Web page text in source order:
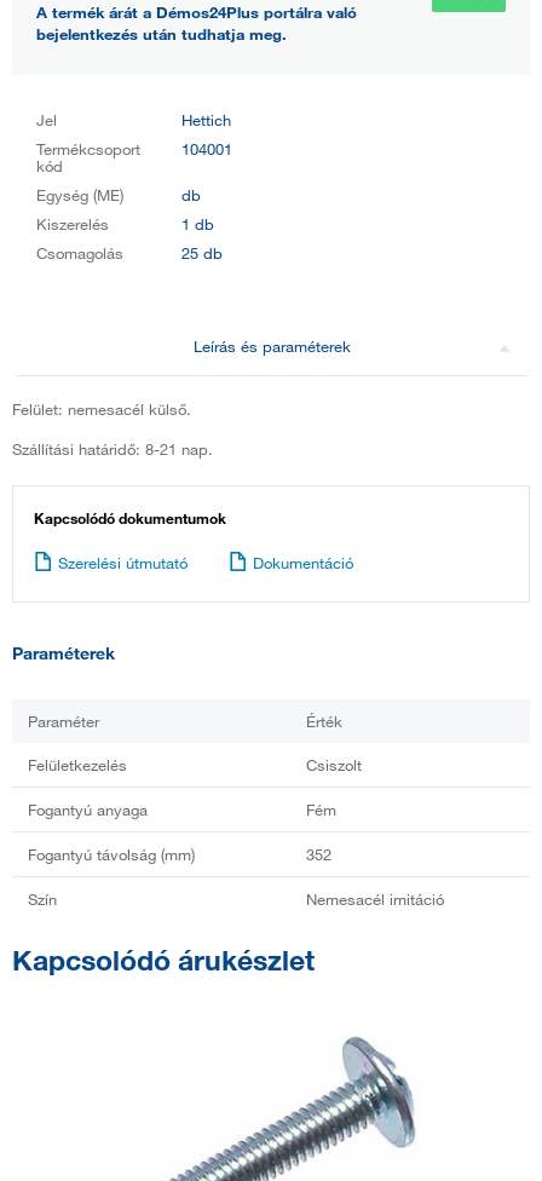
A termék árát a Démos24Plus portálra való
bejelentkezés után tudhatja meg.
Jel
Hettich
Termékcsoport
kód
104001
Egység (ME)
db
Kiszerelés
1 db
Csomagolás
25 db
Leírás és paraméterek
Felület: nemesacél külső.
Szállítási határidő: 8-21 nap.
Kapcsolódó dokumentumok
Szerelési útmutató Dokumentáció
Paraméterek
Paraméter Érték
Felületkezelés Csiszolt
Fogantyú anyaga Fém
Fogantyú távolság (mm) 352
Szín Nemesacél imitáció
Kapcsolódó árukészlet